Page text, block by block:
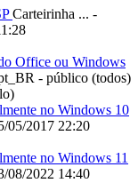
Carteirinha ... -
Office ou Windows
- público (todos)
no Windows 10
05/2017 22:20
no Windows 11
08/2022 14:40